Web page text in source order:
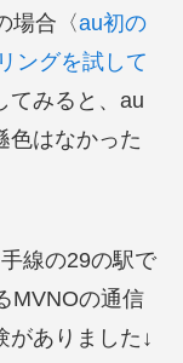
場合 〈au初の
ングを試して
てみると、au
色はなかった
線の29の駅で
MVNOの通信
がありました↓